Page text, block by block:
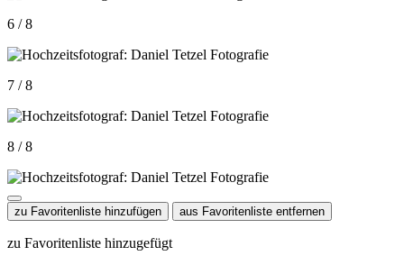
6 / 8
7 / 8
8 / 8
zu Favoritenliste hinzufügen aus Favoritenliste entfernen
zu Favoritenliste hinzugefügt